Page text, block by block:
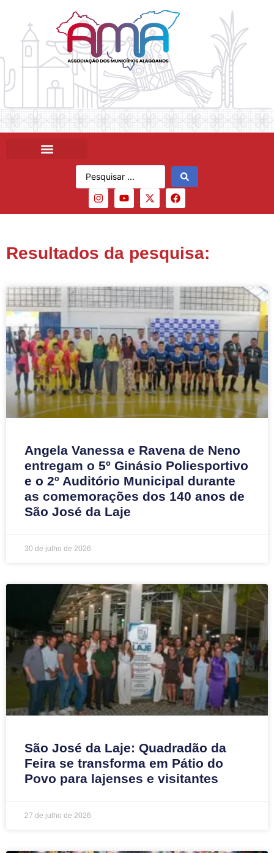
Resultados da pesquisa:
Angela Vanessa e Ravena de Neno
entregam o 5º Ginásio Poliesportivo
e o 2º Auditório Municipal durante
as comemorações dos 140 anos de
São José da Laje
30 de julho de 2026
São José da Laje: Quadradão da
Feira se transforma em Pátio do
Povo para lajenses e visitantes
27 de julho de 2026